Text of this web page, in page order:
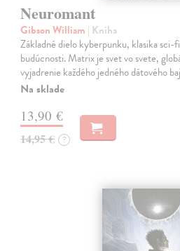
Neuromant
Gibson William | Kniha
Základné dielo kyberpunku, klasika sci-
budúcnosti. Matrix je svet vo svete,
vyjadrenie každého jedného dátového
Na sklade
13,90 €
14,95 € ?